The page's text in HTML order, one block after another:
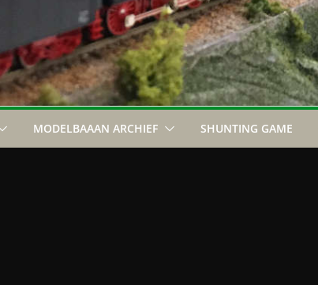
MODELBAAAN ARCHIEF SHUNTING GAME